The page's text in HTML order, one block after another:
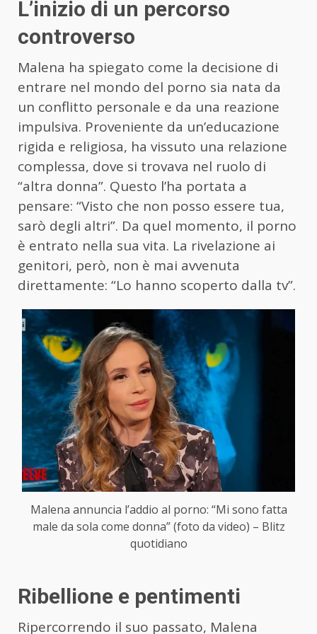
L’inizio di un percorso
controverso
Malena ha spiegato come la decisione di
entrare nel mondo del porno sia nata da
un conflitto personale e da una reazione
impulsiva. Proveniente da un’educazione
rigida e religiosa, ha vissuto una relazione
complessa, dove si trovava nel ruolo di
“altra donna”. Questo l’ha portata a
pensare: “Visto che non posso essere tua,
sarò degli altri”. Da quel momento, il porno
è entrato nella sua vita. La rivelazione ai
genitori, però, non è mai avvenuta
direttamente: “Lo hanno scoperto dalla tv”.
Malena annuncia l’addio al porno: “Mi sono fatta
male da sola come donna” (foto da video) – Blitz
quotidiano
Ribellione e pentimenti
Ripercorrendo il suo passato, Malena